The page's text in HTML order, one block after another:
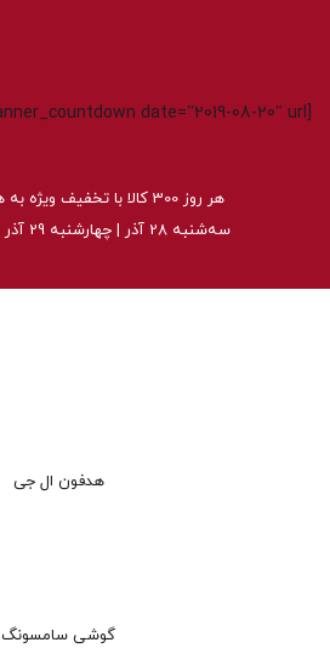
[banner_countdown date=”2019-08-20″ url=”#”]
هر روز 300 کالا با تخفیف ویژه به همراه قرعه کشی
سه‌شنبه 28 آذر | چهارشنبه 29 آذر | پنجشنبه 30 آذر
هدفون ال جی
گوشی سامسونگ